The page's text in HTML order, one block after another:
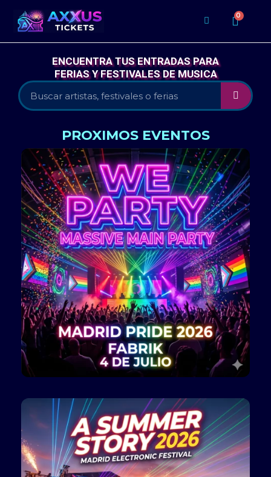
ENCUENTRA TUS ENTRADAS PARA
FERIAS Y FESTIVALES DE MUSICA
PROXIMOS EVENTOS